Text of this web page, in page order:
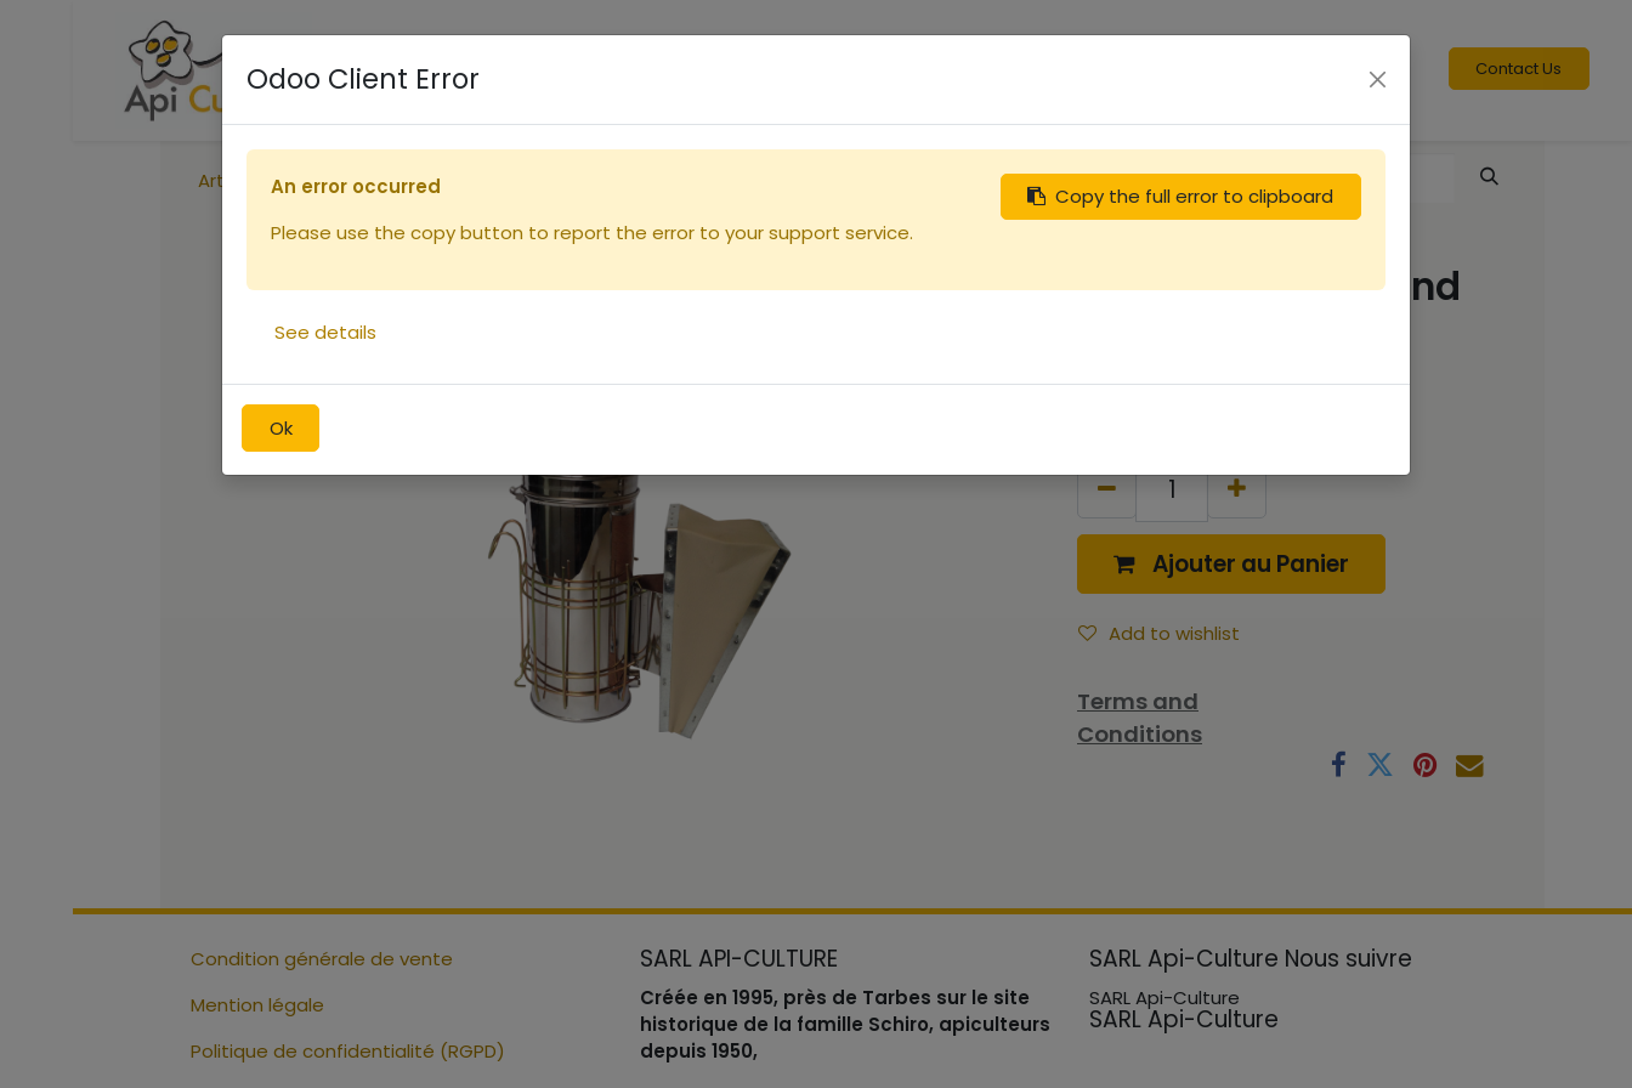
Accueil Boutique Contact Us
Articles Enfumoir inox grand modèle
Enfumoir inox grand
25.00€
Ajouter au Panier
Add to wishlist
Terms and
Conditions
Condition générale de vente
Mention légale
Politique de confidentialité (RGPD)
SARL API-CULTURE
Créée en 1995, près de Tarbes sur le site
historique de la famille Schiro, apiculteurs
depuis 1950,
SARL Api-Culture Nous suivre
SARL Api-Culture
SARL Api-Culture
Odoo Client Error
Ok
Copy the full error to clipboard
An error occurred
Please use the copy button to report the error to your support service.
See details